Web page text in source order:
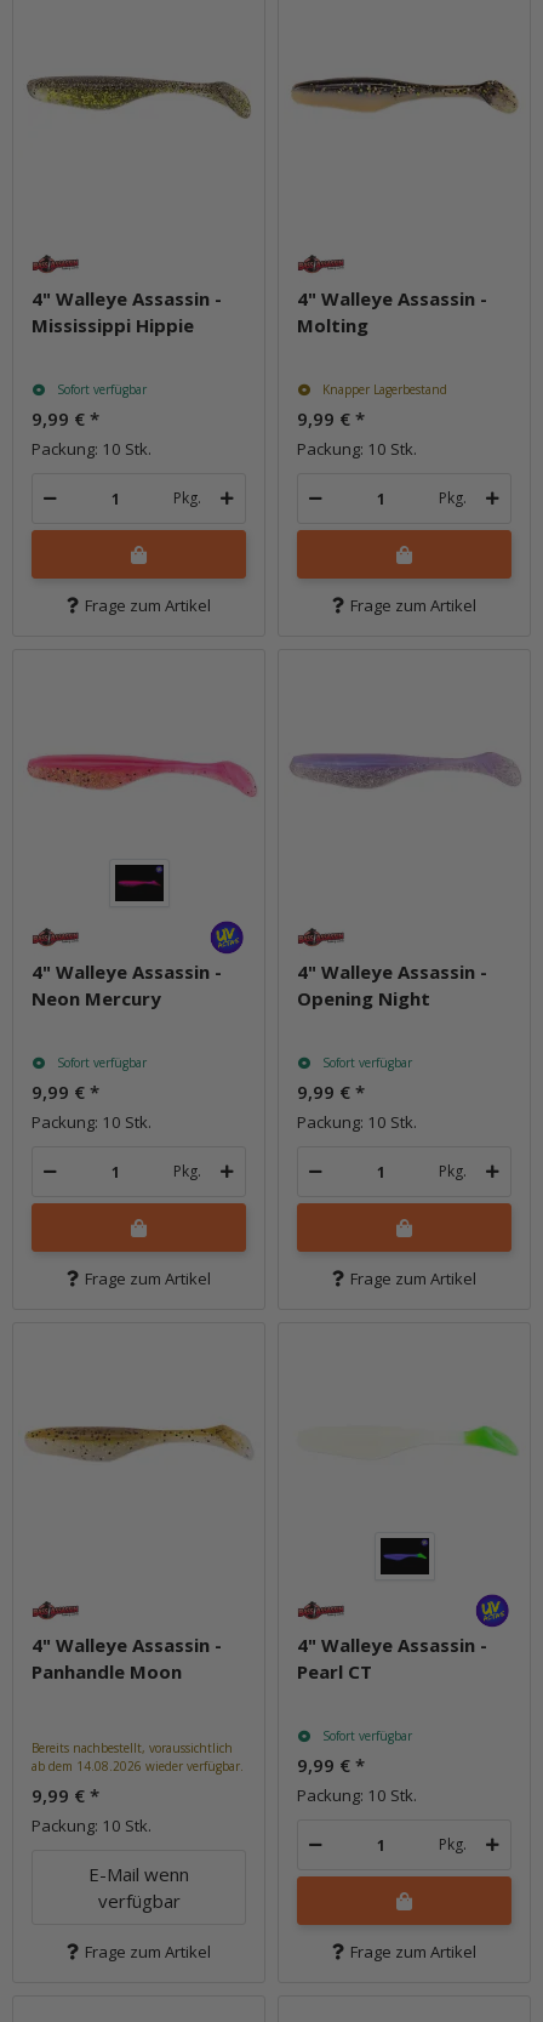
4" Walleye Assassin -
Mississippi Hippie
Sofort verfügbar
9,99 € *
Packung: 10 Stk.
Pkg.
Frage zum Artikel
4" Walleye Assassin -
Molting
Knapper Lagerbestand
9,99 € *
Packung: 10 Stk.
Pkg.
Frage zum Artikel
4" Walleye Assassin -
Neon Mercury
Sofort verfügbar
9,99 € *
Packung: 10 Stk.
Pkg.
Frage zum Artikel
4" Walleye Assassin -
Opening Night
Sofort verfügbar
9,99 € *
Packung: 10 Stk.
Pkg.
Frage zum Artikel
4" Walleye Assassin -
Panhandle Moon
Bereits nachbestellt, voraussichtlich
ab dem 14.08.2026 wieder verfügbar.
9,99 € *
Packung: 10 Stk.
E-Mail wenn
verfügbar
Frage zum Artikel
4" Walleye Assassin -
Pearl CT
Sofort verfügbar
9,99 € *
Packung: 10 Stk.
Pkg.
Frage zum Artikel